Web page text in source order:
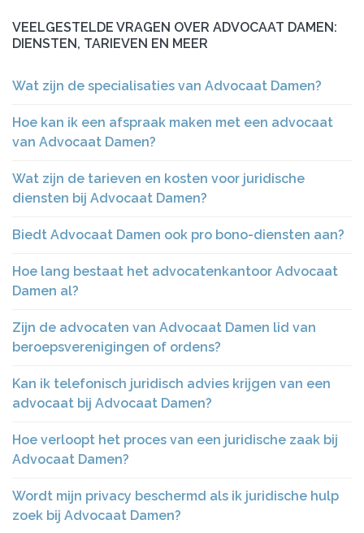
VEELGESTELDE VRAGEN OVER ADVOCAAT DAMEN:
DIENSTEN, TARIEVEN EN MEER
Wat zijn de specialisaties van Advocaat Damen?
Hoe kan ik een afspraak maken met een advocaat
van Advocaat Damen?
Wat zijn de tarieven en kosten voor juridische
diensten bij Advocaat Damen?
Biedt Advocaat Damen ook pro bono-diensten aan?
Hoe lang bestaat het advocatenkantoor Advocaat
Damen al?
Zijn de advocaten van Advocaat Damen lid van
beroepsverenigingen of ordens?
Kan ik telefonisch juridisch advies krijgen van een
advocaat bij Advocaat Damen?
Hoe verloopt het proces van een juridische zaak bij
Advocaat Damen?
Wordt mijn privacy beschermd als ik juridische hulp
zoek bij Advocaat Damen?